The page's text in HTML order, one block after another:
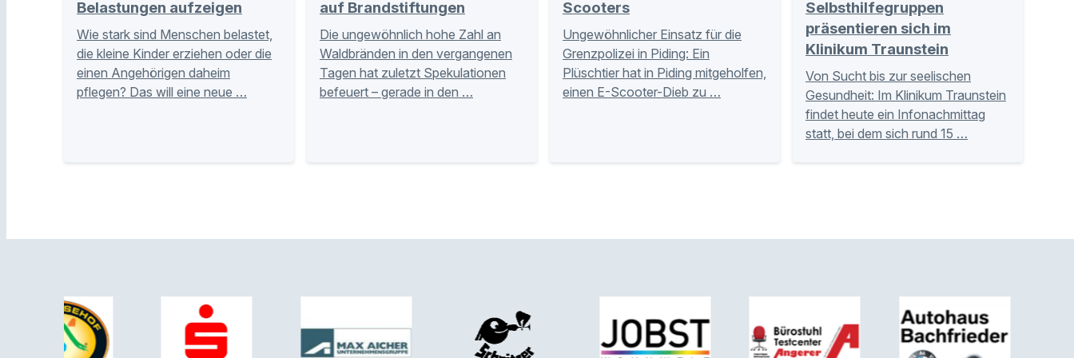
Belastungen aufzeigen
Wie stark sind Menschen belastet,
die kleine Kinder erziehen oder die
einen Angehörigen daheim
pflegen? Das will eine neue …
auf Brandstiftungen
Die ungewöhnlich hohe Zahl an
Waldbränden in den vergangenen
Tagen hat zuletzt Spekulationen
befeuert – gerade in den …
Scooters
Ungewöhnlicher Einsatz für die
Grenzpolizei in Piding: Ein
Plüschtier hat in Piding mitgeholfen,
einen E-Scooter-Dieb zu …
Selbsthilfegruppen
präsentieren sich im
Klinikum Traunstein
Von Sucht bis zur seelischen
Gesundheit: Im Klinikum Traunstein
findet heute ein Infonachmittag
statt, bei dem sich rund 15 …